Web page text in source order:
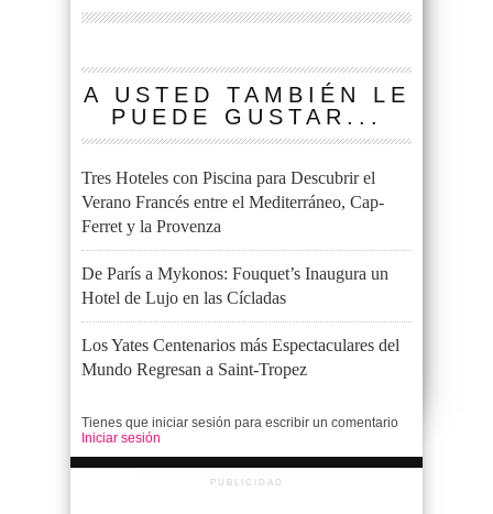
A USTED TAMBIÉN LE
PUEDE GUSTAR...
Tres Hoteles con Piscina para Descubrir el
Verano Francés entre el Mediterráneo, Cap-
Ferret y la Provenza
De París a Mykonos: Fouquet’s Inaugura un
Hotel de Lujo en las Cícladas
Los Yates Centenarios más Espectaculares del
Mundo Regresan a Saint-Tropez
Tienes que iniciar sesión para escribir un comentario
Iniciar sesión
PUBLICIDAD